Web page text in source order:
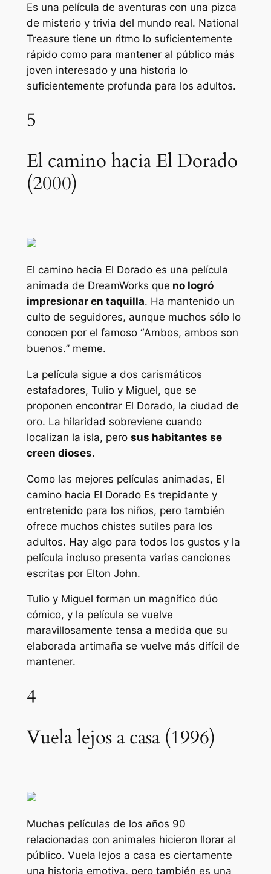
Es una película de aventuras con una pizca
de misterio y trivia del mundo real. National
Treasure tiene un ritmo lo suficientemente
rápido como para mantener al público más
joven interesado y una historia lo
suficientemente profunda para los adultos.
5
El camino hacia El Dorado
(2000)
El camino hacia El Doradoes una película
animada de DreamWorks que no logró
impresionar en taquilla. Ha mantenido un
culto de seguidores, aunque muchos sólo lo
conocen por el famoso “Ambos, ambos son
buenos.” meme.
La película sigue a dos carismáticos
estafadores, Tulio y Miguel, que se
proponen encontrar El Dorado, la ciudad de
oro. La hilaridad sobreviene cuando
localizan la isla, pero sus habitantes se
creen dioses.
Como las mejores películas animadas, El
camino hacia El DoradoEs trepidante y
entretenido para los niños, pero también
ofrece muchos chistes sutiles para los
adultos. Hay algo para todos los gustos y la
película incluso presenta varias canciones
escritas por Elton John.
Tulio y Miguel forman un magnífico dúo
cómico, y la película se vuelve
maravillosamente tensa a medida que su
elaborada artimaña se vuelve más difícil de
mantener.
4
Vuela lejos a casa (1996)
Muchas películas de los años 90
relacionadas con animales hicieron llorar al
público. Vuela lejos a casa es ciertamente
una historia emotiva, pero también es una